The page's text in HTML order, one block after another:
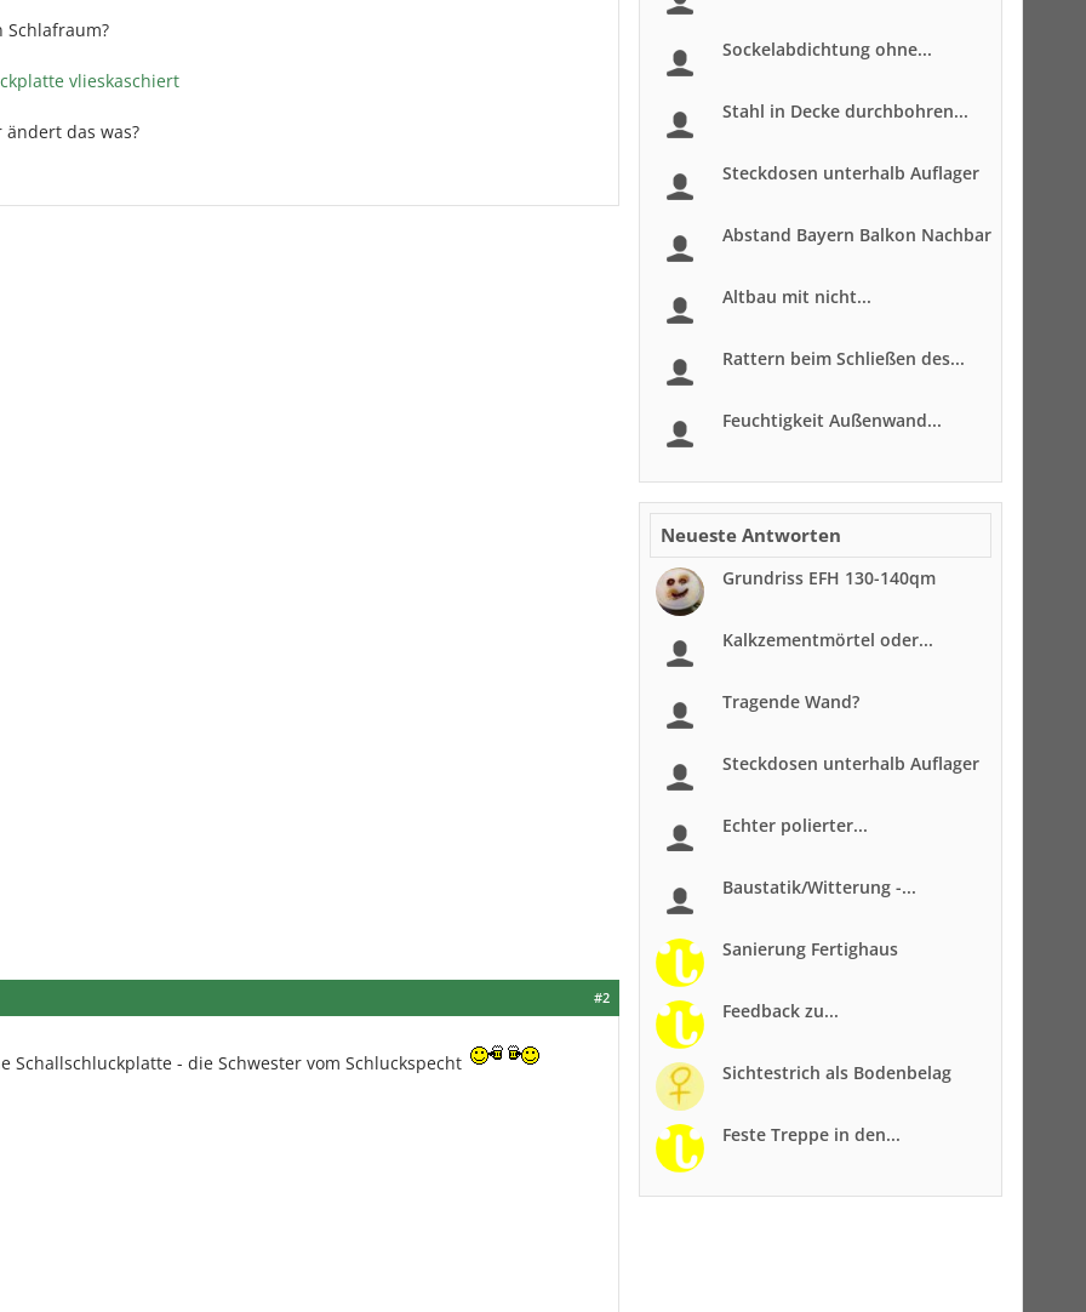
vlieskaschiert
ändert das was?
#2
Schallschluckplatte - die Schwester vom Schluckspecht
Sockelabdichtung ohne...
Stahl in Decke durchbohren...
Steckdosen unterhalb Auflager
Abstand Bayern Balkon Nachbar
Altbau mit nicht...
Rattern beim Schließen des...
Feuchtigkeit Außenwand...
Neueste Antworten
Grundriss EFH 130-140qm
Kalkzementmörtel oder...
Tragende Wand?
Steckdosen unterhalb Auflager
Echter polierter...
Baustatik/Witterung -...
Sanierung Fertighaus
Feedback zu...
Sichtestrich als Bodenbelag
Feste Treppe in den...